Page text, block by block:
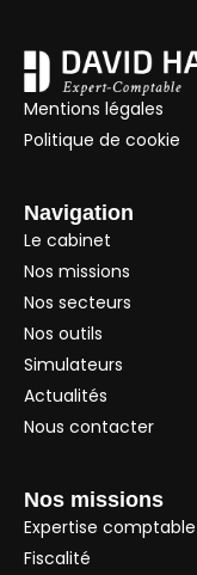
Mentions légales
Politique de cookie
Navigation
Le cabinet
Nos missions
Nos secteurs
Nos outils
Simulateurs
Actualités
Nous contacter
Nos missions
Expertise comptable
Fiscalité